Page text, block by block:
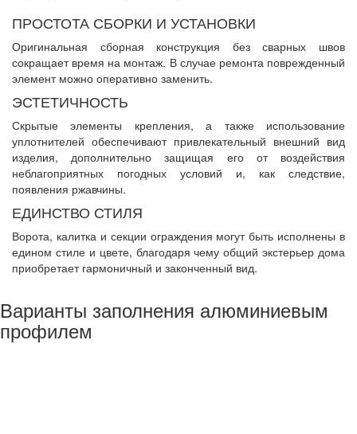
ПРОСТОТА СБОРКИ И УСТАНОВКИ
Оригинальная сборная конструкция без сварных швов
сокращает время на монтаж. В случае ремонта поврежденный
элемент можно оперативно заменить.
ЭСТЕТИЧНОСТЬ
Скрытые элементы крепления, а также использование
уплотнителей обеспечивают привлекательный внешний вид
изделия, дополнительно защищая его от воздействия
неблагоприятных погодных условий и, как следствие,
появления ржавчины.
ЕДИНСТВО СТИЛЯ
Ворота, калитка и секции ограждения могут быть исполнены в
едином стиле и цвете, благодаря чему общий экстерьер дома
приобретает гармоничный и законченный вид.
Варианты заполнения алюминиевым
профилем